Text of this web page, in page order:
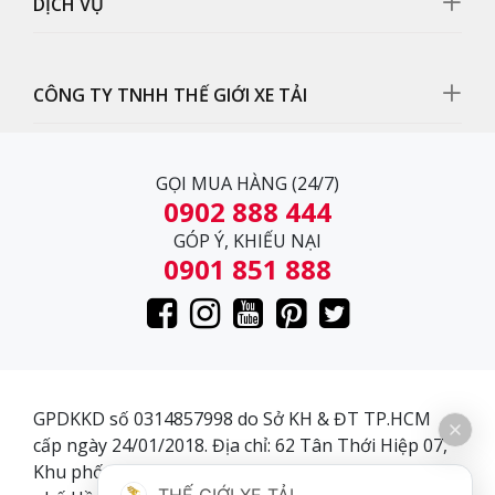
Gương chiếu hậu xe đông lạnh Hino FL8JT7A 14 tấn
giúp quan sát tốt điểm mù phía sau
CÔNG TY TNHH THẾ GIỚI XE TẢI
GỌI MUA HÀNG (24/7)
0902 888 444
GÓP Ý, KHIẾU NẠI
0901 851 888
GPDKKD số 0314857998 do Sở KH & ĐT TP.HCM
cấp ngày 24/01/2018. Địa chỉ: 62 Tân Thới Hiệp 07,
Khu phố 3, Phường Tân Thới Hiệp, Quận 12, Thành